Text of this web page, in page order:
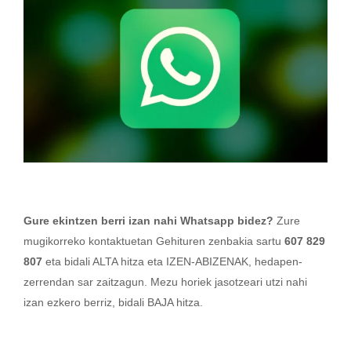
Gure ekintzen berri izan nahi Whatsapp bidez? Zure
mugikorreko kontaktuetan Gehituren zenbakia sartu 607 829
807 eta bidali ALTA hitza eta IZEN-ABIZENAK, hedapen-
zerrendan sar zaitzagun. Mezu horiek jasotzeari utzi nahi
izan ezkero berriz, bidali BAJA hitza.